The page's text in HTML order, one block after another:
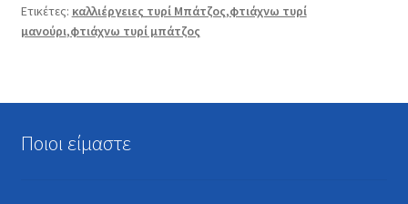
Ετικέτες: καλλιέργειες τυρί Μπάτζος,φτιάχνω τυρί
μανούρι,φτιάχνω τυρί μπάτζος
Ποιοι είμαστε